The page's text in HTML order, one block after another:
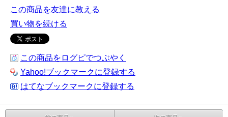
この商品を友達に教える
買い物を続ける
この商品をログピでつぶやく
Yahoo!ブックマークに登録する
はてなブックマークに登録する